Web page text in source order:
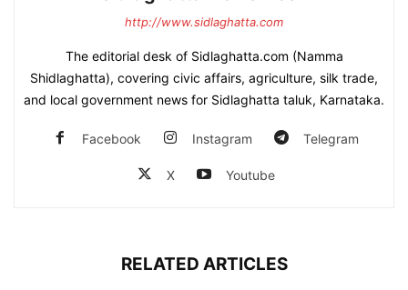
http://www.sidlaghatta.com
The editorial desk of Sidlaghatta.com (Namma
Shidlaghatta), covering civic affairs, agriculture, silk trade,
and local government news for Sidlaghatta taluk, Karnataka.
Facebook Instagram Telegram
X Youtube
RELATED ARTICLES